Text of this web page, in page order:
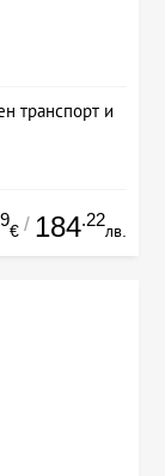
транспорт и
€ / 184.22
лв.